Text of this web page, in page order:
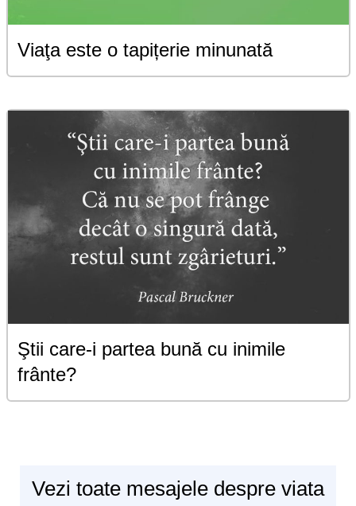
Viaţa este o tapițerie minunată
Ştii care-i partea bună cu inimile
frânte?
Vezi toate mesajele despre viata